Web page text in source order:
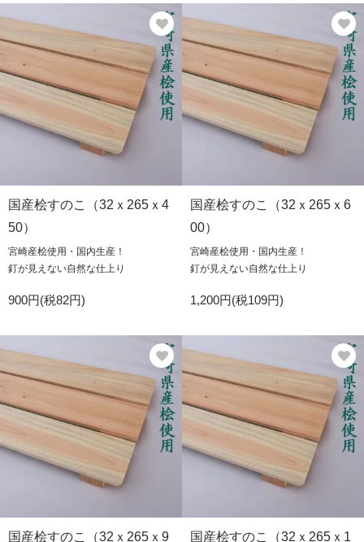
国産桧すのこ（32ｘ265ｘ4
50）
宮崎産桧使用・国内生産！
釘が見えない自然な仕上り
900円(税82円)
国産桧すのこ（32ｘ265ｘ6
00）
宮崎産桧使用・国内生産！
釘が見えない自然な仕上り
1,200円(税109円)
国産桧すのこ（32ｘ265ｘ9
国産桧すのこ（32ｘ265ｘ1